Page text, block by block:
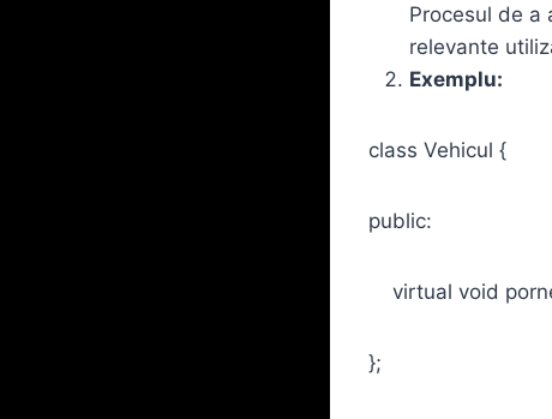
Procesul de a
relevante
Exemplu:
class Vehicul {
public:
virtual void
};